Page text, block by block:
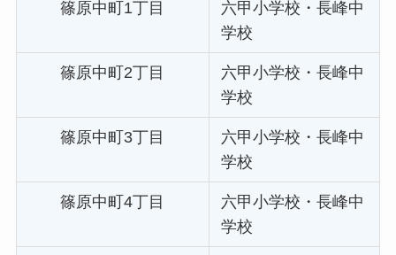
篠原中町1丁目
六甲小学校・長峰中
学校
篠原中町2丁目
六甲小学校・長峰中
学校
篠原中町3丁目
六甲小学校・長峰中
学校
篠原中町4丁目
六甲小学校・長峰中
学校